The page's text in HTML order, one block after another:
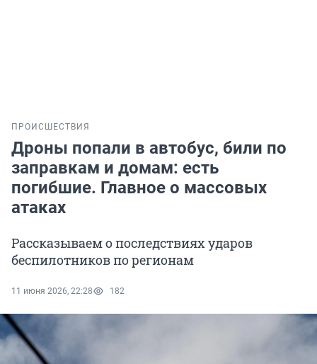
ПРОИСШЕСТВИЯ
Дроны попали в автобус, били по
заправкам и домам: есть
погибшие. Главное о массовых
атаках
Рассказываем о последствиях ударов
беспилотников по регионам
11 июня 2026, 22:28 182